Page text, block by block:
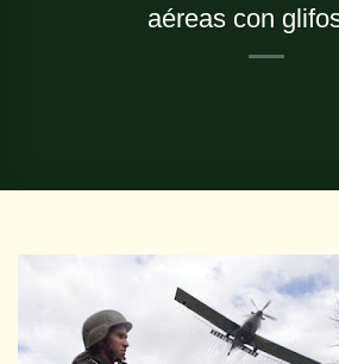
aéreas con